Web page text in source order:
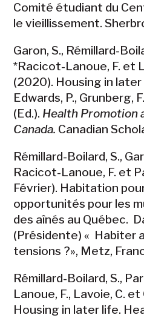
Comité étudiant du
le vieillissement.
Garon, S., Rémillard-
*Racicot-Lanoue, F. et
(2020). Housing in later
Edwards, P., Grunberg,
(Ed.). Health Promotion
Canada. Canadian
Rémillard-Boilard, S.,
Racicot-Lanoue, F. et
Février). Habitation
opportunités pour les
des aînés au Québec.
(Présidente) « Habiter
tensions ?», Metz,
Rémillard-Boilard, S.,
Lanoue, F., Lavoie, C. et
Housing in later life.